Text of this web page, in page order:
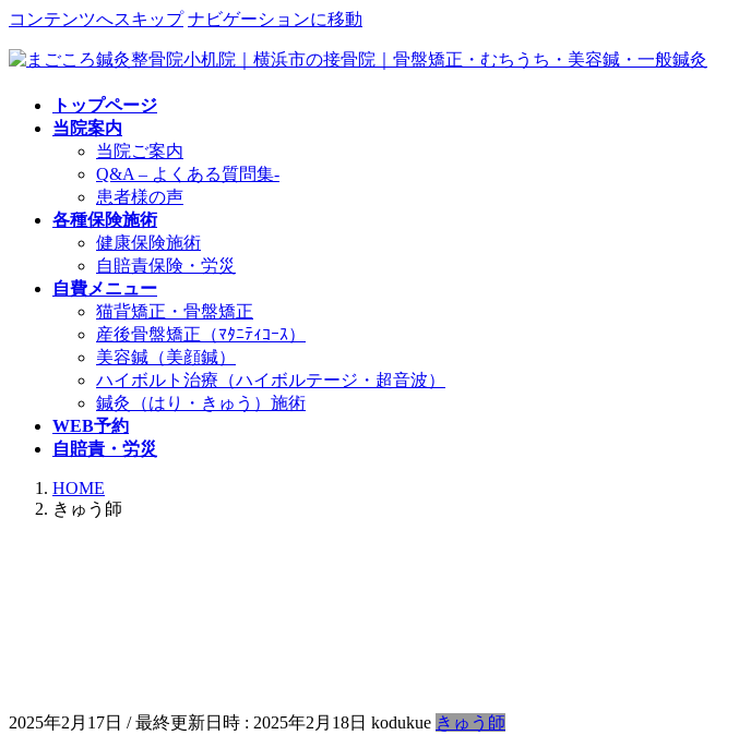
コンテンツへスキップ ナビゲーションに移動
トップページ
当院案内
当院ご案内
Q&A – よくある質問集-
患者様の声
各種保険施術
健康保険施術
自賠責保険・労災
自費メニュー
猫背矯正・骨盤矯正
産後骨盤矯正（ﾏﾀﾆﾃｨｺｰｽ）
美容鍼（美顔鍼）
ハイボルト治療（ハイボルテージ・超音波）
鍼灸（はり・きゅう）施術
WEB予約
自賠責・労災
HOME
きゅう師
2025年2月17日 / 最終更新日時 : 2025年2月18日 kodukue きゅう師